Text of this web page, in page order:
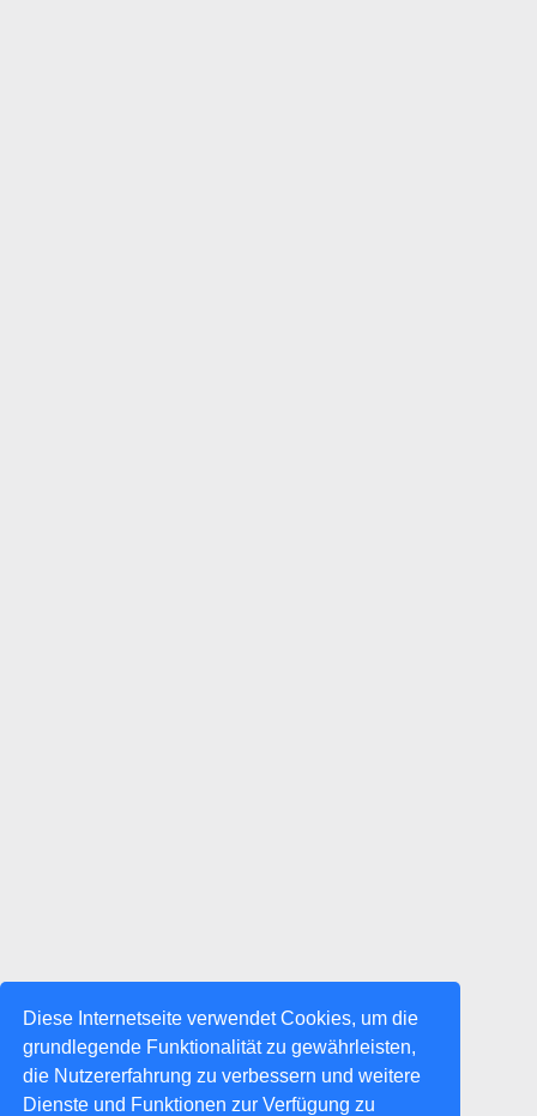
Diese Internetseite verwendet Cookies, um die
grundlegende Funktionalität zu gewährleisten,
die Nutzererfahrung zu verbessern und weitere
Dienste und Funktionen zur Verfügung zu